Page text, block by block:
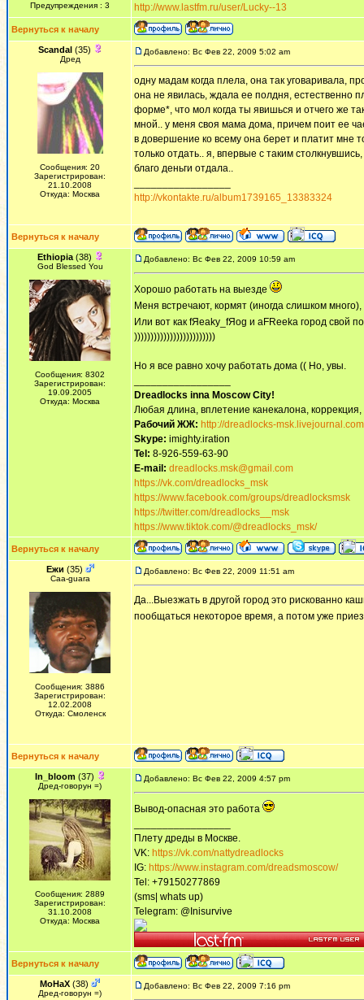
Предупреждения : 3
http://www.lastfm.ru/user/Lucky--13
Вернуться к началу
Scandal(35)
Дред
Сообщения: 20
Зарегистрирован:
21.10.2008
Откуда: Москва
Добавлено: Вс Фев 22, 2009 5:02 am
одну мадам когда плела, она так уговаривала,
она не явилась, ждала ее полдня, естественно
форме*, что мол когда ты явишься и отчего же
мной.. у меня своя мама дома, причем поит ее
в довершение ко всему она берет и платит мне
только отдать.. я, впервые с таким
благо деньги отдала..
http://vkontakte.ru/album1739165_13383324
Вернуться к началу
Ethiopia(38)
God Blessed You
Сообщения: 8302
Зарегистрирован:
19.09.2005
Откуда: Москва
Добавлено: Вс Фев 22, 2009 10:59 am
Хорошо работать на выезде
Меня встречают, кормят (иногда слишком
Или вот как fЯeaky_fЯog и aFReeka город свой
)))))))))))))))))))))))))
Но я все равно хочу работать дома (( Но, увы.
Dreadlocks inna Moscow Сity!
Любая длина, вплетение канекалона,
Рабочий ЖЖ: http://dreadlocks-
Skype: imighty.iration
Tel: 8-926-559-63-90
E-mail: dreadlocks.msk@gmail.com
https://vk.com/dreadlocks_msk
https://www.facebook.com/groups/dreadlocksmsk
https://twitter.com/dreadlocks__msk
https://www.tiktok.com/@dreadlocks_msk/
Вернуться к началу
Ежи (35)
Сaa-guara
Сообщения: 3886
Зарегистрирован:
12.02.2008
Откуда: Смоленск
Добавлено: Вс Фев 22, 2009 11:51 am
Да...Выезжать в другой город это рискованно
пообщаться некоторое время, а потом уже
Вернуться к началу
In_bloom(37)
Дред-говорун =)
Сообщения: 2889
Зарегистрирован:
31.10.2008
Откуда: Москва
Добавлено: Вс Фев 22, 2009 4:57 pm
Вывод-опасная это работа
Плету дреды в Москве.
VK: https://vk.com/nattydreadlocks
IG: https://www.instagram.com/dreadsmoscow/
Tel: +79150277869
(sms| whats up)
Telegram: @Inisurvive
Вернуться к началу
MoHaX (38)
Дред-говорун =)
Добавлено: Вс Фев 22, 2009 7:16 pm